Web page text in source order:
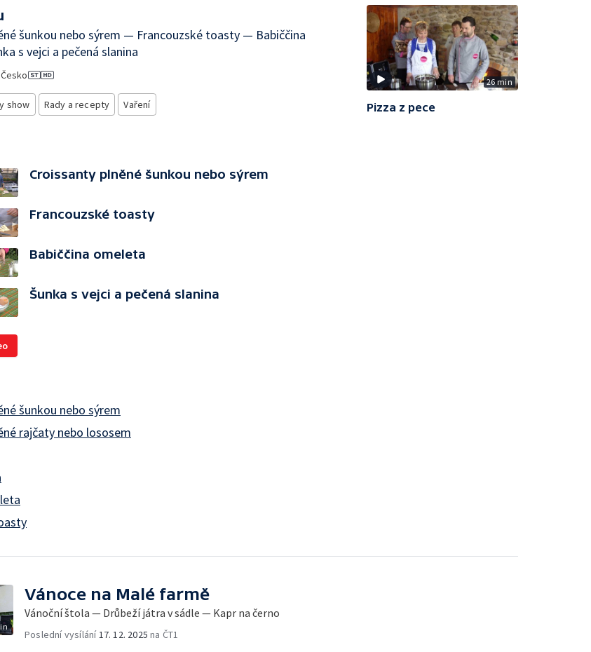
šunkou nebo sýrem — Francouzské toasty — Babiččina
s vejci a pečená slanina
Česko
show Rady a recepty Vaření
Croissanty plněné šunkou nebo sýrem
Francouzské toasty
Babiččina omeleta
Šunka s vejci a pečená slanina
šunkou nebo sýrem
rajčaty nebo lososem
26 min
Pizza z pece
Vánoce na Malé farmě
Vánoční štola — Drůbeží játra v sádle — Kapr na černo
Poslední vysílání17. 12. 2025 na ČT1